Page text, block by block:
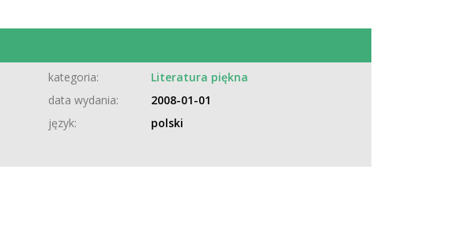
kategoria:
Literatura piękna
data wydania:
2008-01-01
język:
polski